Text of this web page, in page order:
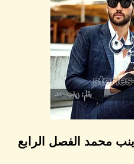
محمد الفصل الرابع